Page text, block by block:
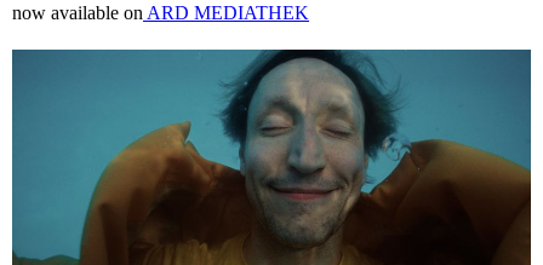
now available on ARD MEDIATHEK